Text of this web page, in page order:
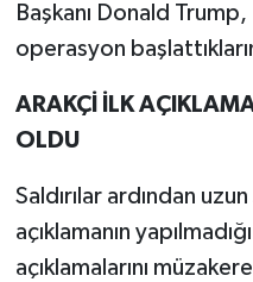
Başkanı Donald
operasyon
ARAKÇİ İLK
OLDU
Saldırılar ardından
açıklamanın
açıklamalarını